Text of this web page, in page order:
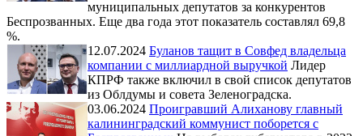
муниципальных депутатов за конкурентов
Беспрозванных. Еще два года этот показатель составлял 69,8
%.
12.07.2024 Буланов тащит в Совфед владельца
компании с миллиардной выручкой Лидер
КПРФ также включил в свой список депутатов
из Облдумы и совета Зеленоградска.
03.06.2024 Проигравший Алиханову главный
калининградский коммунист поборется с